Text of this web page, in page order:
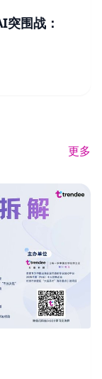
突围战：
更多